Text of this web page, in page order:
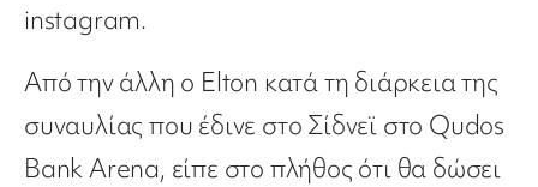
instagram.
Από την άλλη ο Elton κατά τη διάρκεια της
συναυλίας που έδινε στο Σίδνεϊ στο Qudos
Bank Arena, είπε στο πλήθος ότι θα δώσει